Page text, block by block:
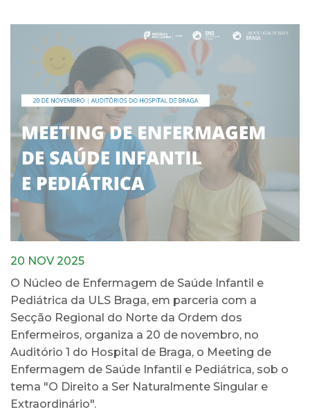
20 NOV 2025
O Núcleo de Enfermagem de Saúde Infantil e
Pediátrica da ULS Braga, em parceria com a
Secção Regional do Norte da Ordem dos
Enfermeiros, organiza a 20 de novembro, no
Auditório 1 do Hospital de Braga, o Meeting de
Enfermagem de Saúde Infantil e Pediátrica, sob o
tema "O Direito a Ser Naturalmente Singular e
Extraordinário".